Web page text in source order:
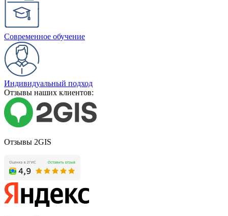
Современное обучение
Индивидуальный подход
Отзывы наших клиентов:
Отзывы 2GIS